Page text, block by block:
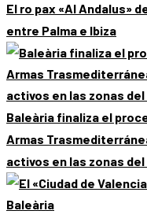
El ro pax «Al Andalus»
entre Palma e Ibiza
Baleària finaliza el
Armas
activos en las zonas